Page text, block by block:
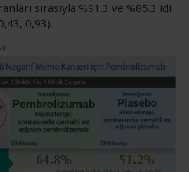
sırasıyla %91.3 ve %85.3 idi
0,93).